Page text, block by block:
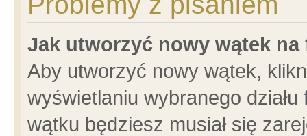
Jak utworzyć nowy wątek na
Aby utworzyć nowy wątek,
wyświetlaniu wybranego
wątku będziesz musiał się